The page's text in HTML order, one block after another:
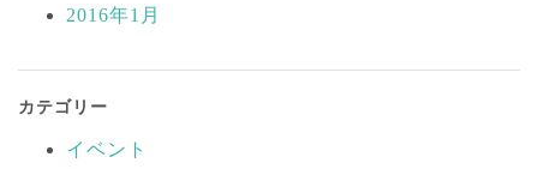
2016年1月
カテゴリー
イベント